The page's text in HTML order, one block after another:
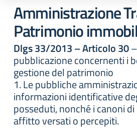
Amministrazione
Patrimonio
Dlgs 33/2013 – Articolo 30
pubblicazione concernenti i
gestione del patrimonio
1. Le pubbliche
informazioni identificative
posseduti, nonché i canoni
affitto versati o percepiti.